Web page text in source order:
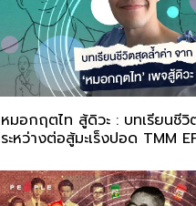
หมอกฤตไท สู้ดิวะ : บทเรียนชีวิ
ระหว่างต่อสู้มะเร็งปอด TMM